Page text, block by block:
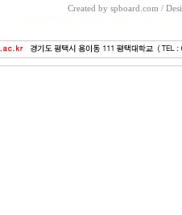
Created by spboard.com /